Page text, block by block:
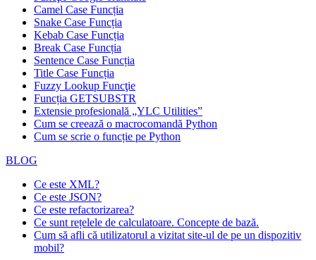
Camel Case Funcția
Snake Case Funcția
Kebab Case Funcția
Break Case Funcția
Sentence Case Funcția
Title Case Funcția
Fuzzy Lookup Funcţie
Funcția GETSUBSTR
Extensie profesională „YLC Utilities”
Cum se creează o macrocomandă Python
Cum se scrie o funcție pe Python
BLOG
Ce este XML?
Ce este JSON?
Ce este refactorizarea?
Ce sunt rețelele de calculatoare. Concepte de bază.
Cum să afli că utilizatorul a vizitat site-ul de pe un dispozitiv
mobil?